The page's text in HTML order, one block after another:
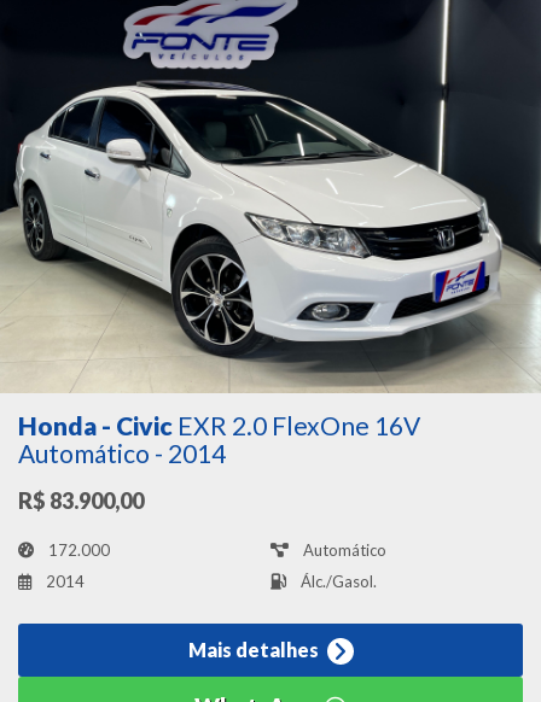
Honda - Civic EXR 2.0 FlexOne 16V
Automático - 2014
R$ 83.900,00
172.000
Automático
2014
Álc./Gasol.
Mais detalhes